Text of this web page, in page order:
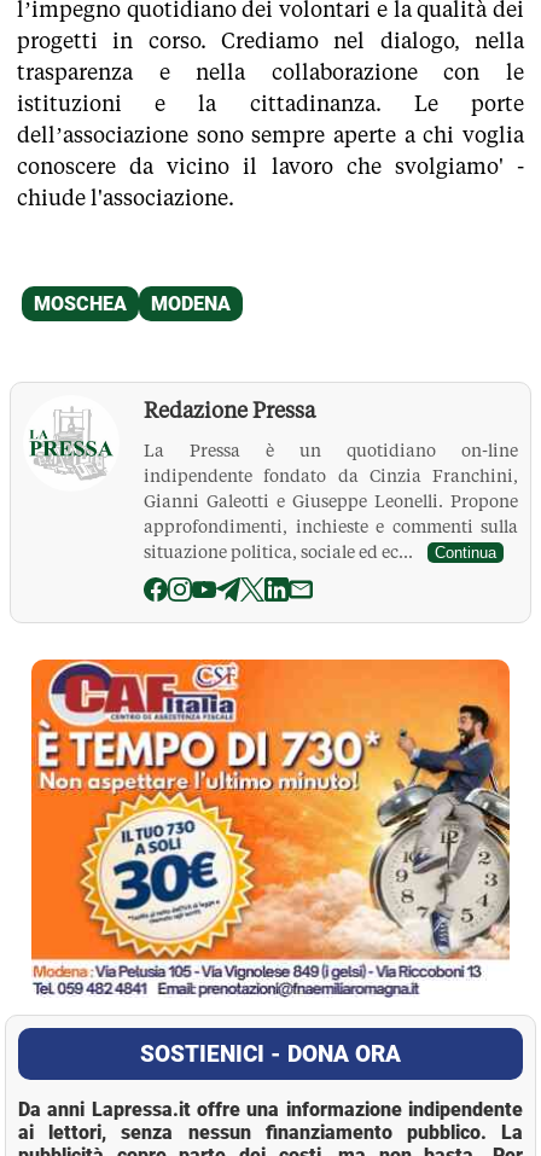
l’impegno quotidiano dei volontari e la qualità dei
progetti in corso. Crediamo nel dialogo, nella
trasparenza e nella collaborazione con le
istituzioni e la cittadinanza. Le porte
dell’associazione sono sempre aperte a chi voglia
conoscere da vicino il lavoro che svolgiamo' -
chiude l'associazione.
Redazione Pressa
La Pressa è un quotidiano on-line
indipendente fondato da Cinzia Franchini,
Gianni Galeotti e Giuseppe Leonelli. Propone
approfondimenti, inchieste e commenti sulla
situazione politica, sociale ed ec...
Continua
La Pressa
SOSTIENICI - DONA ORA
Da anni Lapressa.it offre una informazione indipendente
ai lettori, senza nessun finanziamento pubblico. La